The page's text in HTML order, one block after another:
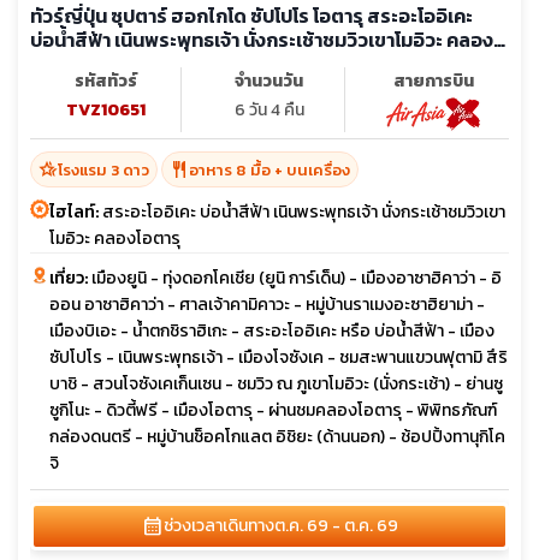
ทัวร์ญี่ปุ่น ซุปตาร์ ฮอกไกโด ซัปโปโร โอตารุ สระอะโออิเคะ
บ่อน้ำสีฟ้า เนินพระพุทธเจ้า นั่งกระเช้าชมวิวเขาโมอิวะ คลอง
รหัสทัวร์
TVZ10651
จำนวนวัน
6 วัน 4 คืน
สายการบิน
hotel_classโรงแรม 3 ดาว restaurant อาหาร 8 มื้อ + บนเครื่อง
ไฮไลท์:สระอะโออิเคะ บ่อน้ำสีฟ้า เนินพระพุทธเจ้า นั่งกระเช้าชมวิวเขา
โมอิวะ คลองโอตารุ
เที่ยว:เมืองยูนิ - ทุ่งดอกโคเชีย (ยูนิ การ์เด็น) - เมืองอาซาฮิคาว่า - อิ
ออน อาซาฮิคาว่า - ศาลเจ้าคามิคาวะ - หมู่บ้านราเมงอะซาฮิยาม่า -
เมืองบิเอะ - น้ำตกชิราฮิเกะ - สระอะโออิเคะ หรือ บ่อน้ำสีฟ้า - เมือง
ซัปโปโร - เนินพระพุทธเจ้า - เมืองโจซังเค - ชมสะพานแขวนฟุตามิ สึริ
บาชิ - สวนโจซังเคเก็นเซน - ชมวิว ณ ภูเขาโมอิวะ (นั่งกระเช้า) - ย่านซู
ซูกิโนะ - ดิวตี้ฟรี - เมืองโอตารุ - ผ่านชมคลองโอตารุ - พิพิทธภัณฑ์
กล่องดนตรี - หมู่บ้านช็อคโกแลต อิชิยะ (ด้านนอก) - ช้อปปิ้งทานุกิโค
จิ
calendar_monthช่วงเวลาเดินทางต.ค. 69 - ต.ค. 69